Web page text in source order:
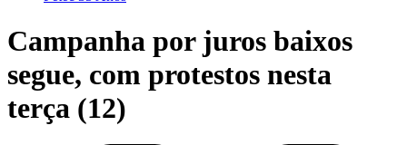
Campanha por juros baixos
segue, com protestos nesta
terça (12)